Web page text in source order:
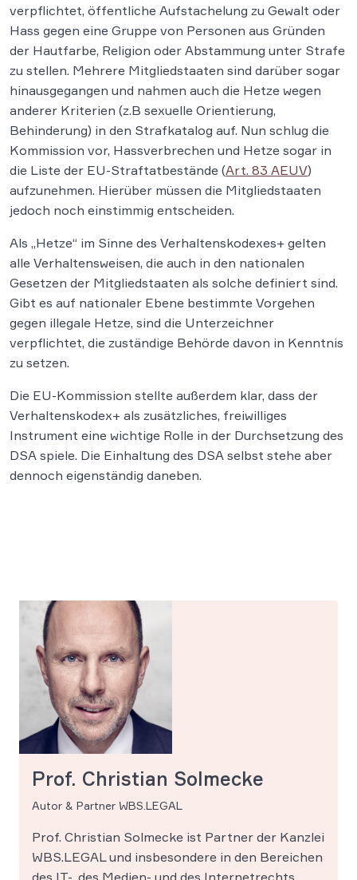
verpflichtet, öffentliche Aufstachelung zu Gewalt oder
Hass gegen eine Gruppe von Personen aus Gründen
der Hautfarbe, Religion oder Abstammung unter Strafe
zu stellen. Mehrere Mitgliedstaaten sind darüber sogar
hinausgegangen und nahmen auch die Hetze wegen
anderer Kriterien (z.B sexuelle Orientierung,
Behinderung) in den Strafkatalog auf. Nun schlug die
Kommission vor, Hassverbrechen und Hetze sogar in
die Liste der EU-Straftatbestände (Art. 83 AEUV)
aufzunehmen. Hierüber müssen die Mitgliedstaaten
jedoch noch einstimmig entscheiden.
Als „Hetze“ im Sinne des Verhaltenskodexes+ gelten
alle Verhaltensweisen, die auch in den nationalen
Gesetzen der Mitgliedstaaten als solche definiert sind.
Gibt es auf nationaler Ebene bestimmte Vorgehen
gegen illegale Hetze, sind die Unterzeichner
verpflichtet, die zuständige Behörde davon in Kenntnis
zu setzen.
Die EU-Kommission stellte außerdem klar, dass der
Verhaltenskodex+ als zusätzliches, freiwilliges
Instrument eine wichtige Rolle in der Durchsetzung des
DSA spiele. Die Einhaltung des DSA selbst stehe aber
dennoch eigenständig daneben.
Prof. Christian Solmecke
Autor & Partner WBS.LEGAL
Prof. Christian Solmecke ist Partner der Kanzlei
WBS.LEGAL und insbesondere in den Bereichen